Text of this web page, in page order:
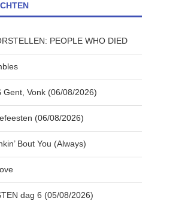
PEOPLE WHO DIED
Gent, Vonk (06/08/2026)
(06/08/2026)
Bout You (Always)
dag 6 (05/08/2026)